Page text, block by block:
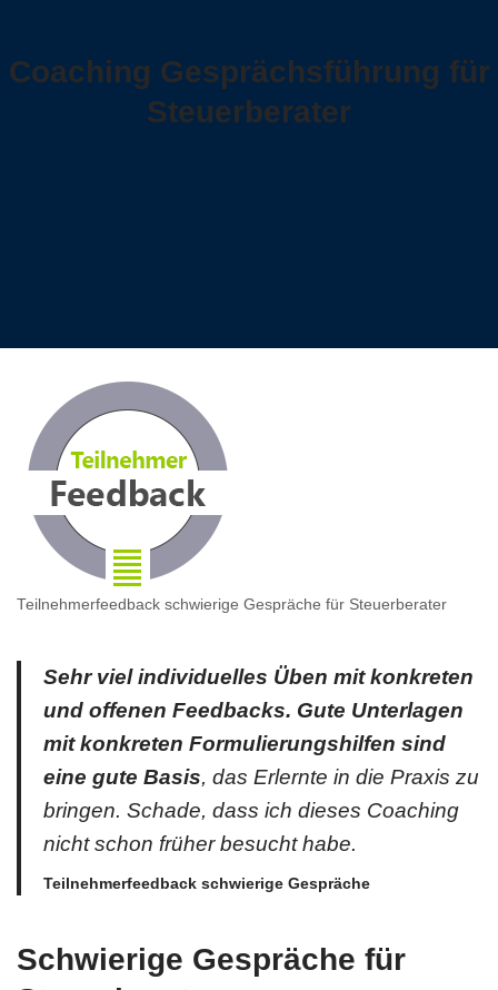
Coaching Gesprächsführung für
Steuerberater
Teilnehmerfeedback schwierige Gespräche für Steuerberater
Sehr viel individuelles Üben mit konkreten
und offenen Feedbacks. Gute Unterlagen
mit konkreten Formulierungshilfen sind
eine gute Basis, das Erlernte in die Praxis zu
bringen. Schade, dass ich dieses Coaching
nicht schon früher besucht habe.
Teilnehmerfeedback schwierige Gespräche
Schwierige Gespräche für